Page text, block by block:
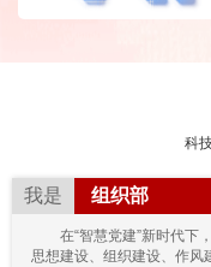
科
我是 组织部
在“智慧党建”新时代下
思想建设、组织建设、作风